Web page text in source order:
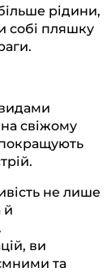
рідини,
собі пляшку
свіжому
не лише
й
ви
та